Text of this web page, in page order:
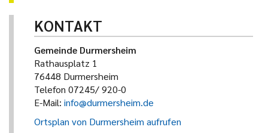
KONTAKT
Gemeinde Durmersheim
Rathausplatz 1
76448 Durmersheim
Telefon 07245/ 920-0
E-Mail: info@durmersheim.de
Ortsplan von Durmersheim aufrufen